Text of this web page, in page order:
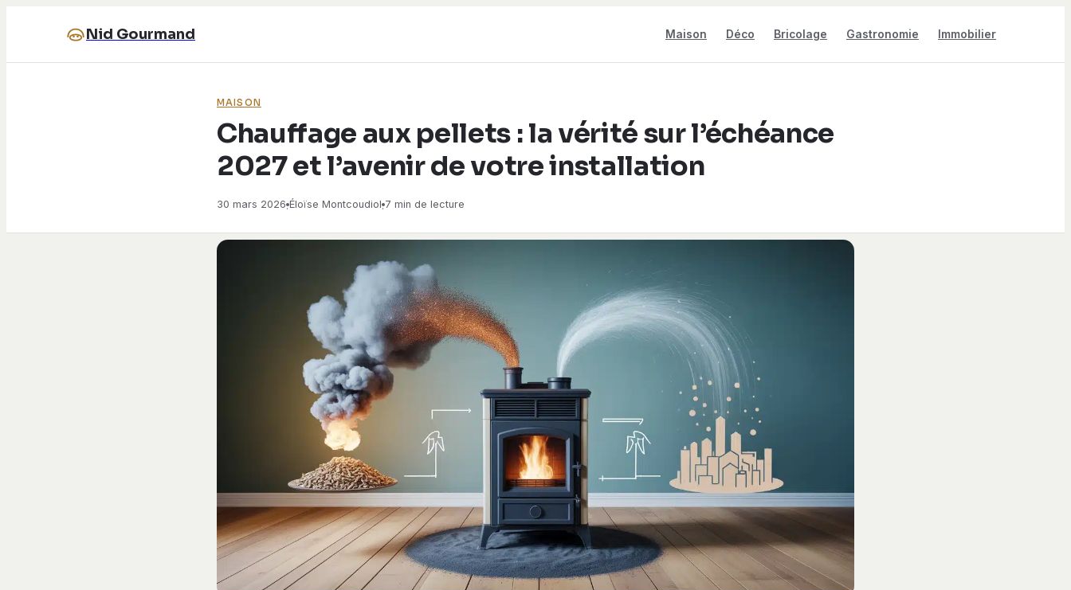
Nid Gourmand Maison Déco Bricolage Gastronomie Immobilier
MAISON
Chauffage aux pellets : la vérité sur l’échéance
2027 et l’avenir de votre installation
30 mars 2026·Éloïse Montcoudiol·7 min de lecture